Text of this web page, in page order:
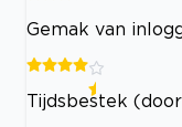
Gemak van
Tijdsbestek